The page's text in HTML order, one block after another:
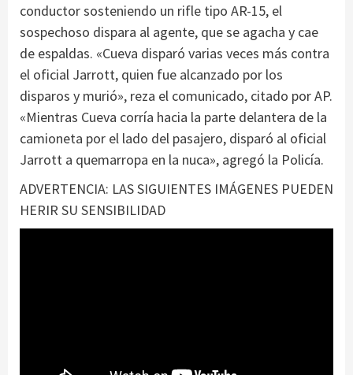
conductor sosteniendo un rifle tipo AR-15, el
sospechoso dispara al agente, que se agacha y cae
de espaldas. «Cueva disparó varias veces más contra
el oficial Jarrott, quien fue alcanzado por los
disparos y murió», reza el comunicado, citado por AP.
«Mientras Cueva corría hacia la parte delantera de la
camioneta por el lado del pasajero, disparó al oficial
Jarrott a quemarropa en la nuca», agregó la Policía.
ADVERTENCIA: LAS SIGUIENTES IMÁGENES PUEDEN
HERIR SU SENSIBILIDAD